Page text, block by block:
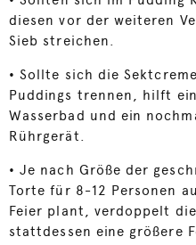
diesen vor der weiteren
Sieb streichen.
• Sollte sich die
Puddings trennen, hilft
Wasserbad und ein
Rührgerät.
• Je nach Größe der
Torte für 8-12 Personen
Feier plant, verdoppelt
stattdessen eine größere